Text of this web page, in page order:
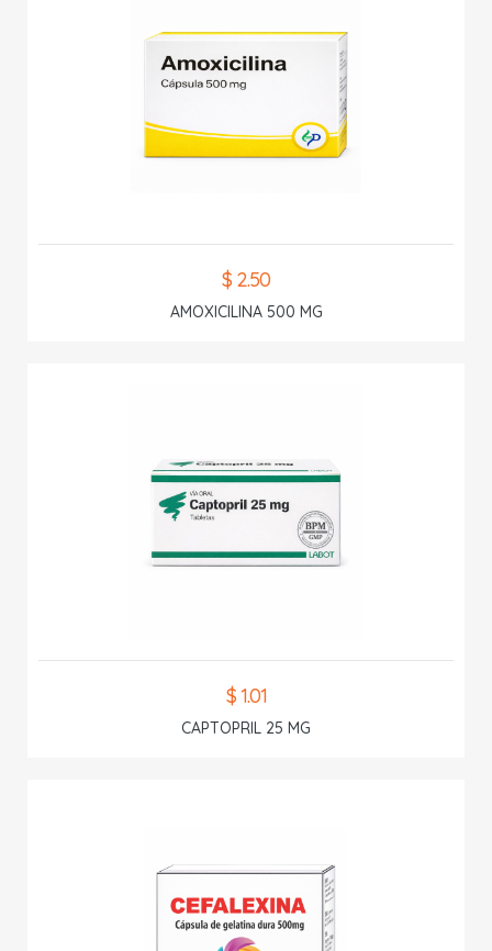
$ 2.50
AMOXICILINA 500 MG
$ 1.01
CAPTOPRIL 25 MG